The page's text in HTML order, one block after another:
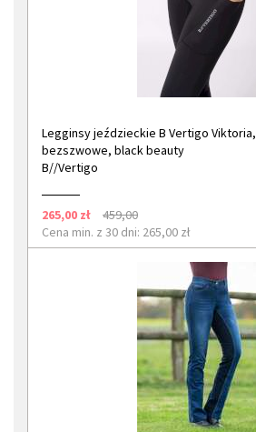
Legginsy jeździeckie B Vertigo Viktoria,
bezszwowe, black beauty
B//Vertigo
265,00 zł
459,00
Cena min. z 30 dni: 265,00 zł